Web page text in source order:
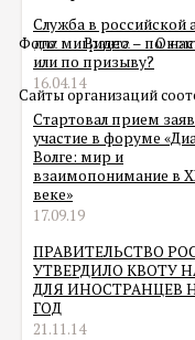
Фото Видео О нас
Сайты организаций
Служба в российской
для мигранта – по
или по призыву?
16.04.14
Стартовал прием
участие в форуме
Волге: мир и
взаимопонимание в
веке»
17.09.19
ПРАВИТЕЛЬСТВО
УТВЕРДИЛО КВОТУ
ДЛЯ ИНОСТРАНЦЕВ
ГОД
21.11.14